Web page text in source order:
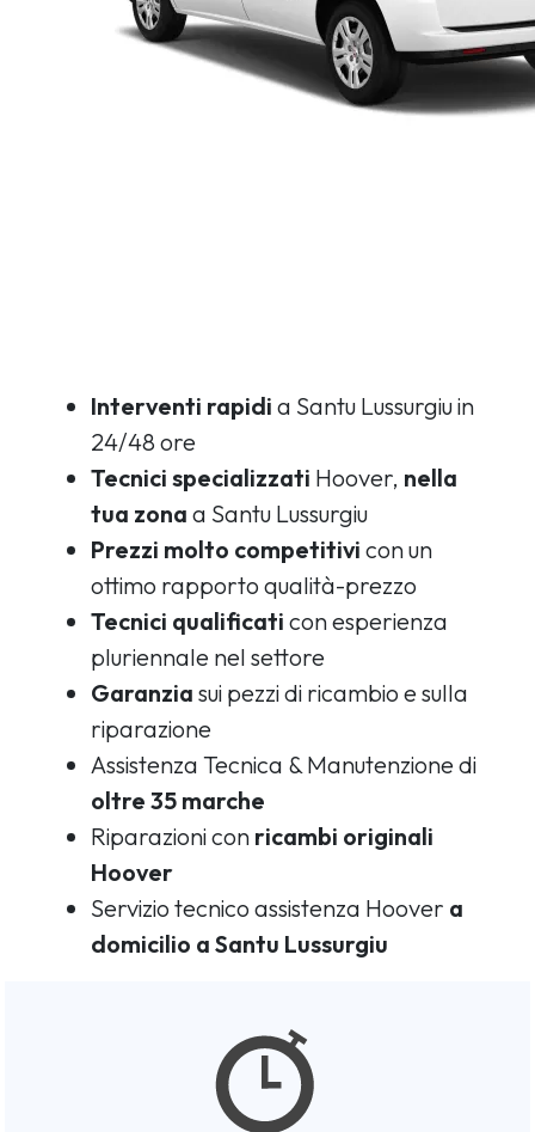
Interventi rapidi a Santu Lussurgiu in
24/48 ore
Tecnici specializzati Hoover, nella
tua zona a Santu Lussurgiu
Prezzi molto competitivi con un
ottimo rapporto qualità-prezzo
Tecnici qualificati con esperienza
pluriennale nel settore
Garanzia sui pezzi di ricambio e sulla
riparazione
Assistenza Tecnica & Manutenzione di
oltre 35 marche
Riparazioni con ricambi originali
Hoover
Servizio tecnico assistenza Hoover a
domicilio a Santu Lussurgiu